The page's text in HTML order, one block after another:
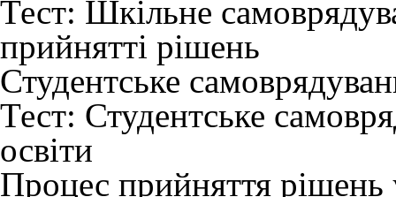
Тест: Шкільне
прийнятті рішень
Студентське
Тест: Студентське
освіти
Процес прийняття рішень